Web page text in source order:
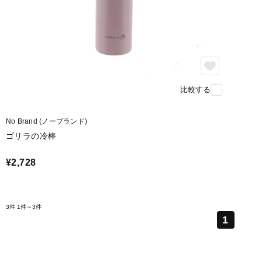
比較する
No Brand (ノーブランド)
ゴリラの冷棒
¥2,728
3件 1件～3件
1